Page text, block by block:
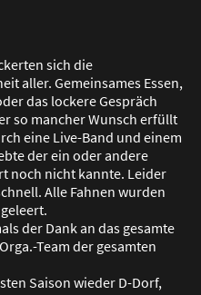
sich die
aller. Gemeinsames Essen,
das lockere Gespräch
so mancher Wunsch erfüllt
eine Live-Band und einem
der ein oder andere
noch nicht kannte. Leider
Alle Fahnen wurden
der Dank an das gesamte
Team der gesamten
Saison wieder D-Dorf,